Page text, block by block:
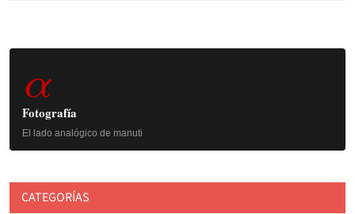
Barra
lateral
principal
α
Fotografía
El lado analógico de manuti
CATEGORÍAS